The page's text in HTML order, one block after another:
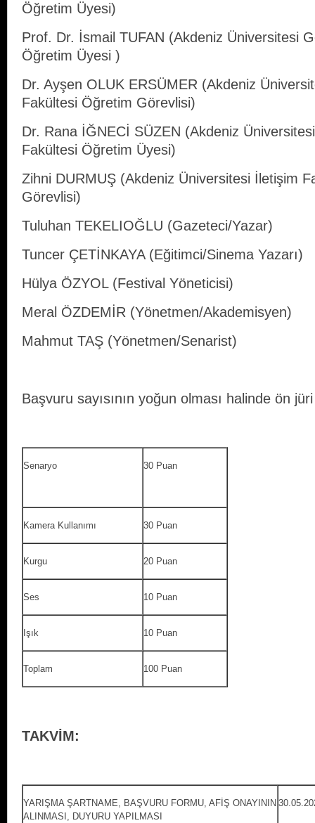
Öğretim Üyesi)
Prof. Dr. İsmail TUFAN (Akdeniz Üniversitesi
Öğretim Üyesi )
Dr. Ayşen OLUK ERSÜMER (Akdeniz
Fakültesi Öğretim Görevlisi)
Dr. Rana İĞNECİ SÜZEN (Akdeniz
Fakültesi Öğretim Üyesi)
Zihni DURMUŞ (Akdeniz Üniversitesi İletişim
Görevlisi)
Tuluhan TEKELIOĞLU (Gazeteci/Yazar)
Tuncer ÇETİNKAYA (Eğitimci/Sinema Yazarı)
Hülya ÖZYOL (Festival Yöneticisi)
Meral ÖZDEMİR (Yönetmen/Akademisyen)
Mahmut TAŞ (Yönetmen/Senarist)
Başvuru sayısının yoğun olması halinde ön
Senaryo 30 Puan
Kamera Kullanımı 30 Puan
Kurgu 20 Puan
Ses 10 Puan
Işık 10 Puan
Toplam 100 Puan
TAKVİM:
YARIŞMA ŞARTNAME, BAŞVURU FORMU, AFİŞ ONAYININ
ALINMASI, DUYURU YAPILMASI